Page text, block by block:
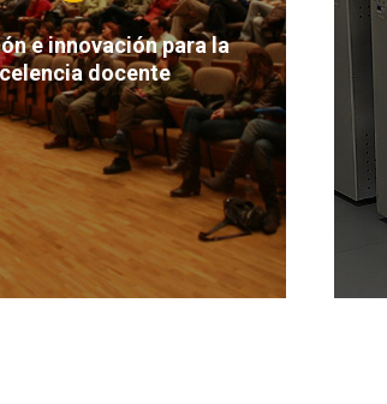
e innovación para la
docente